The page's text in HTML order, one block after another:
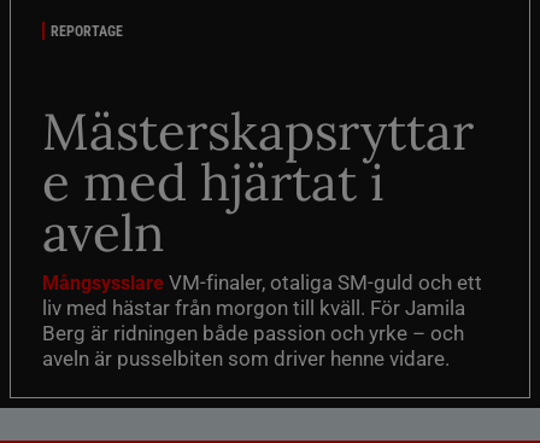
REPORTAGE
Mästerskapsryttar
e med hjärtat i
aveln
Mångsysslare VM-finaler, otaliga SM-guld och ett
liv med hästar från morgon till kväll. För Jamila
Berg är ridningen både passion och yrke – och
aveln är pusselbiten som driver henne vidare.